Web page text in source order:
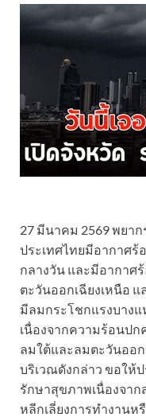
27 มีนาคม 2569 พยา
ประเทศไทยมีอากาศ
กลางวัน และมีอากาศ
ตะวันออกเฉียงเหนือ
มีลมกระโชกแรงบางแ
เนื่องจากความร้อนป
ลมใต้และลมตะวันออ
บริเวณดังกล่าว ขอให้
รักษาสุขภาพเนื่องจา
หลีกเลี่ยงการทำงานห